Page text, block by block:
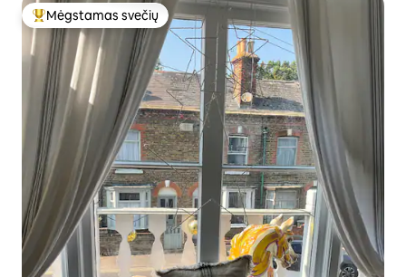
Svečių mėgstamiausias
Mėgstamas svečių